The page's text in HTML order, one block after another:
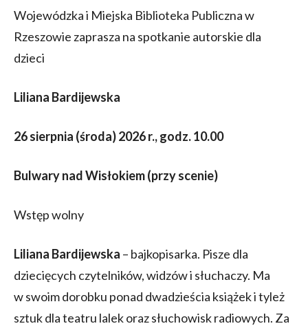
Wojewódzka i Miejska Biblioteka Publiczna w
Rzeszowie zaprasza na spotkanie autorskie dla
dzieci
Liliana Bardijewska
26 sierpnia (środa) 2026 r., godz. 10.00
Bulwary nad Wisłokiem (przy scenie)
Wstęp wolny
Liliana Bardijewska – bajkopisarka. Pisze dla
dziecięcych czytelników, widzów i słuchaczy. Ma
w swoim dorobku ponad dwadzieścia książek i tyleż
sztuk dla teatru lalek oraz słuchowisk radiowych. Za